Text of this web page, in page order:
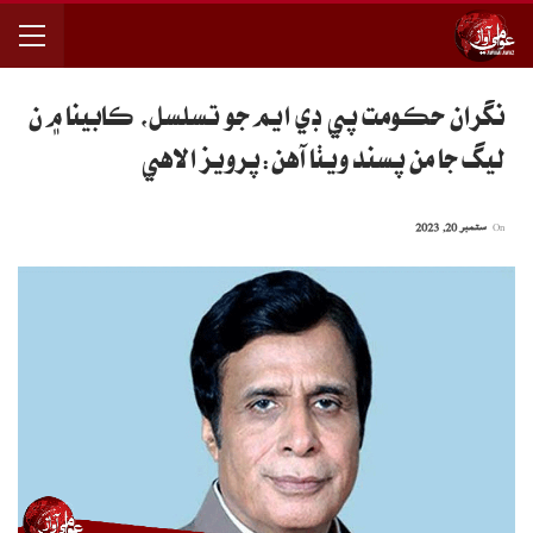
نگران حڪومت پي ڊي ايم جو تسلسل، ڪابينا ۾ ن
ليگ جا من پسند ويٺا آهن:پرويز الاهي